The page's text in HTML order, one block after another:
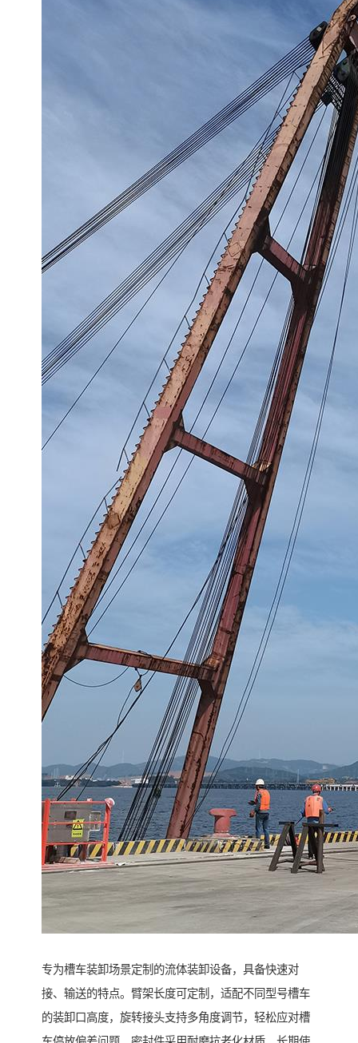
专为槽车装卸场景定制的流体装卸设备，具备快速对
接、输送的特点。臂架长度可定制，适配不同型号槽车
的装卸口高度，旋转接头支持多角度调节，轻松应对槽